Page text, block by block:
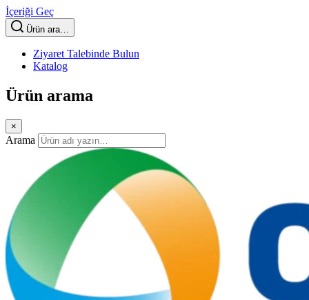
İçeriği Geç
Ürün ara…
Ziyaret Talebinde Bulun
Katalog
Ürün arama
×
Arama